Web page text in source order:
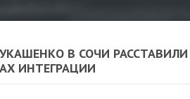
В СОЧИ РАССТАВИЛИ
ИНТЕГРАЦИИ